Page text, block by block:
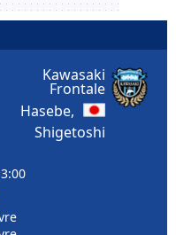
Kawasaki
Frontale
Hasebe,
Shigetoshi